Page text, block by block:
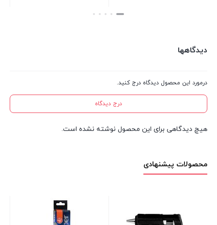
بستن
دیدگاهها
درمورد این محصول دیدگاه درج کنید.
درج دیدگاه
هیچ دیدگاهی برای این محصول نوشته نشده است.
محصولات پیشنهادی